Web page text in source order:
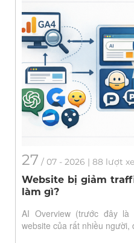
27 / 07 - 2026 | 88 lượt
Website bị giảm
làm gì?
AI Overview (trước đây
website của rất nhiều